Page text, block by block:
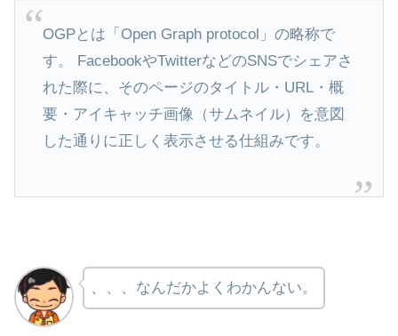
OGPとは「Open Graph protocol」の略称で
す。 FacebookやTwitterなどのSNSでシェアさ
れた際に、そのページのタイトル・URL・概
要・アイキャッチ画像（サムネイル）を意図
した通りに正しく表示させる仕組みです。
、、、なんだかよくわかんない。